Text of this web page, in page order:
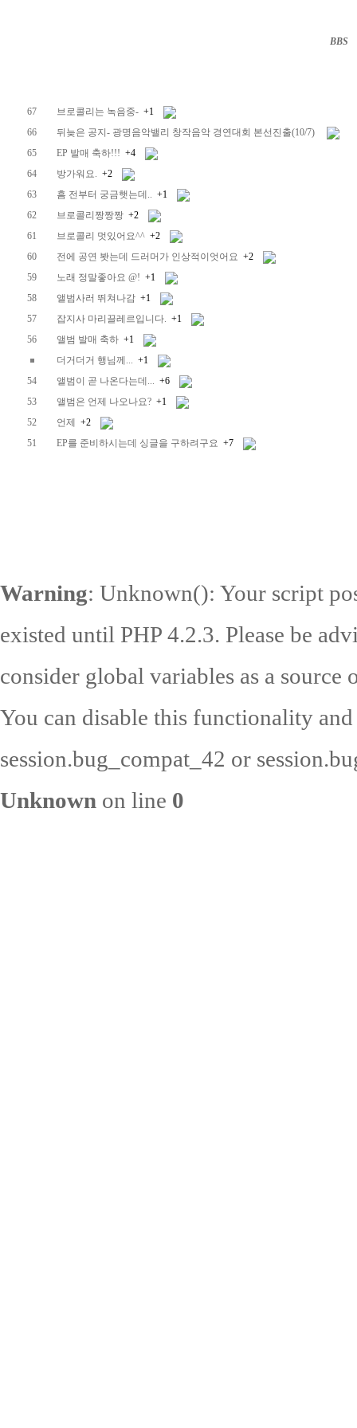
BBS
67 브로콜리는 녹음중- +1
66
뒤늦은 공지- 광명음악밸리 창작음악 경연대회 본선진출(10/7)
65
EP 발매 축하!!! +4
64
방가워요. +2
63
흠 전부터 궁금햇는데.. +1
62
브로콜리짱짱짱 +2
61
브로콜리 멋있어요^^ +2
60
전에 공연 봣는데 드러머가 인상적이엇어요 +2
59
노래 정말좋아요 @! +1
58
앨범사러 뛰쳐나감 +1
57
잡지사 마리끌레르입니다. +1
56
앨범 발매 축하 +1
더거더거 행님께... +1
54
앨범이 곧 나온다는데... +6
53
앨범은 언제 나오나요? +1
52
언제
+2
51
EP를 준비하시는데 싱글을 구하려구요 +7
Warning: Unknown(): Your script
existed until PHP 4.2.3. Please be
consider global variables as a source
You can disable this functionality
session.bug_compat_42 or
Unknown on line 0